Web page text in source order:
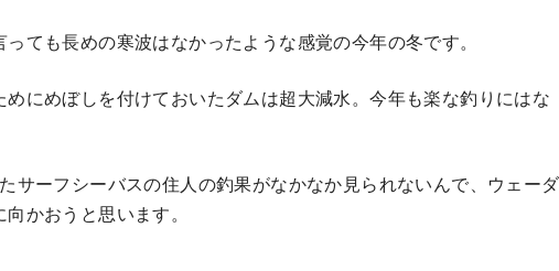
ても長めの寒波はなかったような感覚の今年の冬です。
にめぼしを付けておいたダムは超大減水。今年も楽な釣りにはな
サーフシーバスの住人の釣果がなかなか見られないんで、ウェーダ
かおうと思います。